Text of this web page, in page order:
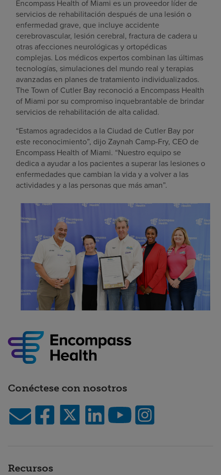
Encompass Health of Miami es un proveedor líder de
servicios de rehabilitación después de una lesión o
enfermedad grave, que incluye accidente
cerebrovascular, lesión cerebral, fractura de cadera u
otras afecciones neurológicas y ortopédicas
complejas. Los médicos expertos combinan las últimas
tecnologías, simulaciones del mundo real y terapias
avanzadas en planes de tratamiento individualizados.
The Town of Cutler Bay reconoció a Encompass Health
of Miami por su compromiso inquebrantable de brindar
servicios de rehabilitación de alta calidad.
“Estamos agradecidos a la Ciudad de Cutler Bay por
este reconocimiento”, dijo Zaynah Camp-Fry, CEO de
Encompass Health of Miami. “Nuestro equipo se
dedica a ayudar a los pacientes a superar las lesiones o
enfermedades que cambian la vida y a volver a las
actividades y a las personas que más aman”.
Conéctese con nosotros
Recursos